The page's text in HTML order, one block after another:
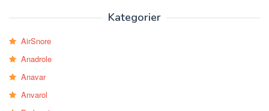
Kategorier
AirSnore
Anadrole
Anavar
Anvarol